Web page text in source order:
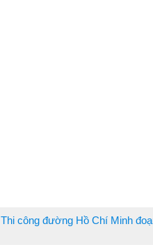
Thi công đường Hồ Chí Minh